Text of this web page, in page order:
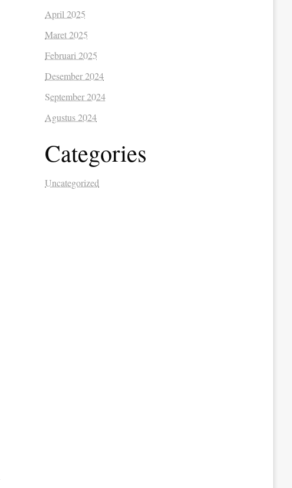
April 2025
Maret 2025
Februari 2025
Desember 2024
September 2024
Agustus 2024
Categories
Uncategorized